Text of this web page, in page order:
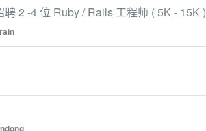
2 -4 位 Ruby / Rails 工程师 ( 5K - 15K )